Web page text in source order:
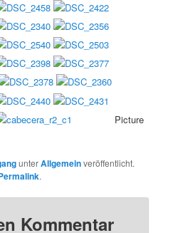
Picture
unterAllgemeinveröffentlicht.
.
Kommentar